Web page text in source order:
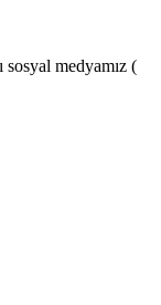
medyamız (